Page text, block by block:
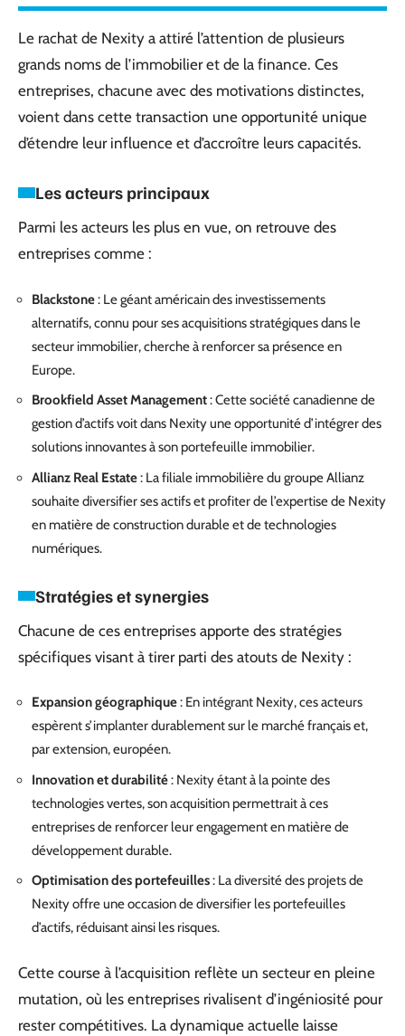
Le rachat de Nexity a attiré l’attention de plusieurs
grands noms de l’immobilier et de la finance. Ces
entreprises, chacune avec des motivations distinctes,
voient dans cette transaction une opportunité unique
d’étendre leur influence et d’accroître leurs capacités.
Les acteurs principaux
Parmi les acteurs les plus en vue, on retrouve des
entreprises comme :
Blackstone: Le géant américain des investissements
alternatifs, connu pour ses acquisitions stratégiques dans le
secteur immobilier, cherche à renforcer sa présence en
Europe.
Brookfield Asset Management: Cette société canadienne de
gestion d’actifs voit dans Nexity une opportunité d’intégrer des
solutions innovantes à son portefeuille immobilier.
Allianz Real Estate: La filiale immobilière du groupe Allianz
souhaite diversifier ses actifs et profiter de l’expertise de Nexity
en matière de construction durable et de technologies
numériques.
Stratégies et synergies
Chacune de ces entreprises apporte des stratégies
spécifiques visant à tirer parti des atouts de Nexity :
Expansion géographique: En intégrant Nexity, ces acteurs
espèrent s’implanter durablement sur le marché français et,
par extension, européen.
Innovation et durabilité: Nexity étant à la pointe des
technologies vertes, son acquisition permettrait à ces
entreprises de renforcer leur engagement en matière de
développement durable.
Optimisation des portefeuilles: La diversité des projets de
Nexity offre une occasion de diversifier les portefeuilles
d’actifs, réduisant ainsi les risques.
Cette course à l’acquisition reflète un secteur en pleine
mutation, où les entreprises rivalisent d’ingéniosité pour
rester compétitives. La dynamique actuelle laisse